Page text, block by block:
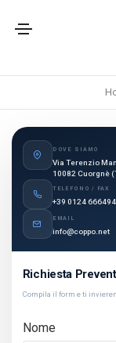
DOVE SIAMO
Via Terenzio
10082 Cuorgnè
TELEFONO / FAX
+39 0124 666494
EMAIL
info@coppo.net
Richiesta
Compila il form e ti
Nome